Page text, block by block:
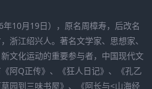
10月19日），原名周樟寿，后改名
浙江绍兴人。著名文学家、思想家、
文化运动的重要参与者，中国现代文
阿Q正传》、《狂人日记》、《孔乙
园到三味书屋》、《阿长与<山海经